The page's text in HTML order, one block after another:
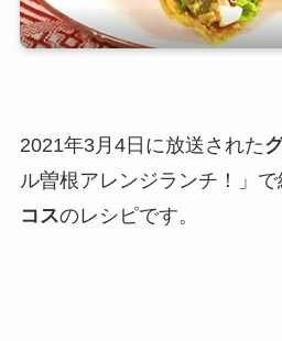
2021年3月4日に放送された
ル曽根アレンジランチ！」
コスのレシピです。